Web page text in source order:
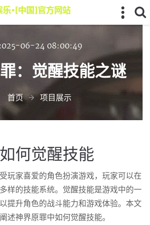
06-24 08:00:49
：觉醒技能之谜
首页 项目展示
何觉醒技能
玩家喜爱的角色扮演游戏，玩家可以在
样的技能系统。觉醒技能是游戏中的一
提升角色的战斗能力和游戏体验。本文
述神界原罪中如何觉醒技能。